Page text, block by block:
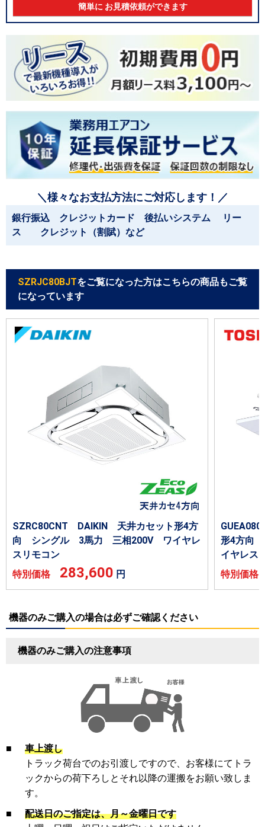
簡単に お見積依頼ができます
＼様々なお支払方法にご対応します！／
銀行振込 クレジットカード 後払いシステム リー
ス クレジット（割賦）など
SZRJC80BJTをご覧になった方はこちらの商品もご覧
になっています
SZRC80CNT DAIKIN 天井カセット形4方
向 シングル 3馬力 三相200V ワイヤレ
スリモコン
特別価格 283,600 円
形4方向
イヤレス
特別価
機器のみご購入の場合は必ずご確認ください
機器のみご購入の注意事項
■
車上渡し
トラック荷台でのお引渡しですので、お客様にてトラ
ックからの荷下ろしとそれ以降の運搬をお願い致しま
す。
■
配送日のご指定は、月～金曜日です